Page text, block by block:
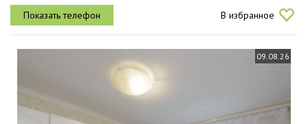
пластиковые окна, на полу линолеум. санузел раздельный,
выложен керамической плиткой...
В избранное
09.08.26